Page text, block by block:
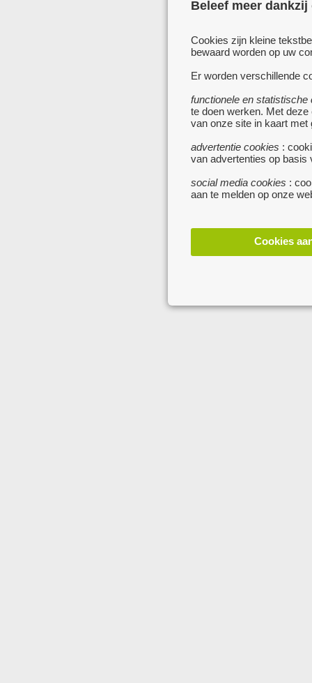
Beleef meer
Cookies zijn kleine
bewaard worden op uw
Er worden verschillende
functionele en statistische
te doen werken. Met
van onze site in kaart met
advertentie cookies :
van advertenties op basis
social media cookies :
aan te melden op onze
Cookies